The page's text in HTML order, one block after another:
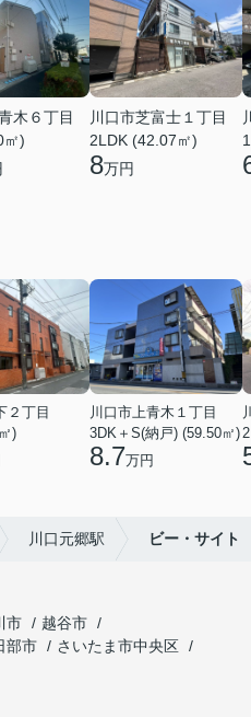
木６丁目
㎡)
川口市芝富士１丁目
2LDK (42.07㎡)
8万円
２丁目
)
川口市上青木１丁目
3DK＋S(納戸) (59.50㎡)
8.7万円
川口元郷駅 ビー・サイト
市
越谷市
部市
さいたま市中央区